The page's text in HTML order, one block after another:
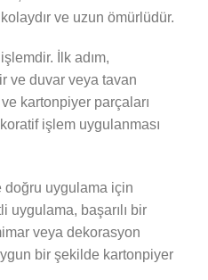
ve uzun ömürlüdür.
İlk adım,
ve duvar veya tavan
kartonpiyer parçaları
işlem uygulanması
doğru uygulama için
uygulama, başarılı bir
veya dekorasyon
bir şekilde kartonpiyer